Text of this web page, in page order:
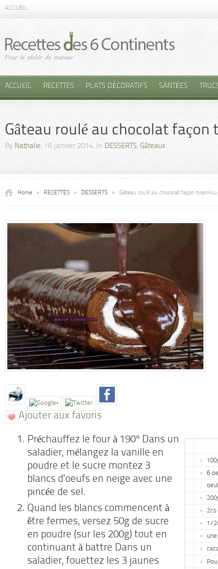
ACCUEIL
ACCUEIL RECETTES PLATS DÉCORATIFS SANTÉES
Gâteau roulé au chocolat façon
By Nathalie, 16 janvier 2014, In DESSERTS,Gâteaux
Home » RECETTES » DESSERTS » Gâteau roulé au chocolat façon tiramisu
Ajouter aux favoris
6
2cs
1/
Préchauffez le four à 190° Dans un
saladier, mélangez la vanille en
poudre et le sucre montez 3
blancs d’oeufs en neige avec une
pincée de sel.
Quand les blancs commencent à
être fermes, versez 50g de sucre
en poudre (sur les 200g) tout en
continuant à battre Dans un
saladier, fouettez les 3 jaunes